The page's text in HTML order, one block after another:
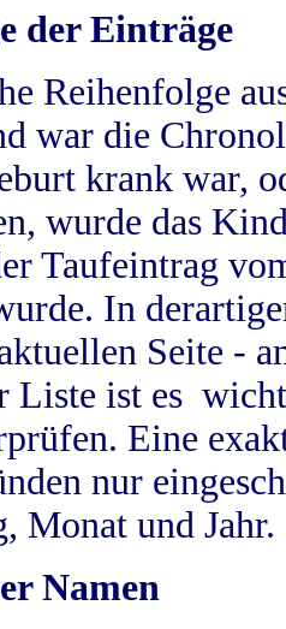
der Einträge
Reihenfolge
war die
krank war,
wurde das
Taufeintrag
In
Seite -
Liste ist es
Eine
nur
Monat und Jahr.
Namen